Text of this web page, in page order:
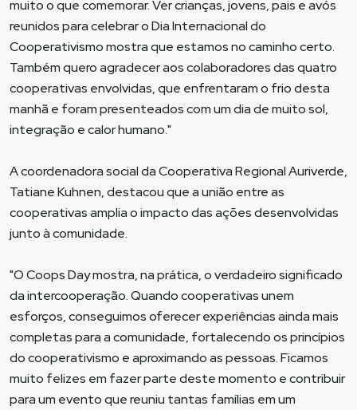
muito o que comemorar. Ver crianças, jovens, pais e avós
reunidos para celebrar o Dia Internacional do
Cooperativismo mostra que estamos no caminho certo.
Também quero agradecer aos colaboradores das quatro
cooperativas envolvidas, que enfrentaram o frio desta
manhã e foram presenteados com um dia de muito sol,
integração e calor humano."
A coordenadora social da Cooperativa Regional Auriverde,
Tatiane Kuhnen, destacou que a união entre as
cooperativas amplia o impacto das ações desenvolvidas
junto à comunidade.
"O Coops Day mostra, na prática, o verdadeiro significado
da intercooperação. Quando cooperativas unem
esforços, conseguimos oferecer experiências ainda mais
completas para a comunidade, fortalecendo os princípios
do cooperativismo e aproximando as pessoas. Ficamos
muito felizes em fazer parte deste momento e contribuir
para um evento que reuniu tantas famílias em um